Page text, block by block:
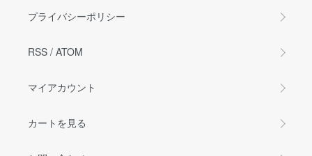
プライバシーポリシー
RSS / ATOM
マイアカウント
カートを見る